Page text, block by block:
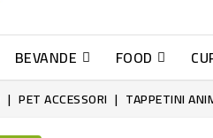
BEVANDE FOOD
PET ACCESSORI TAPPETINI